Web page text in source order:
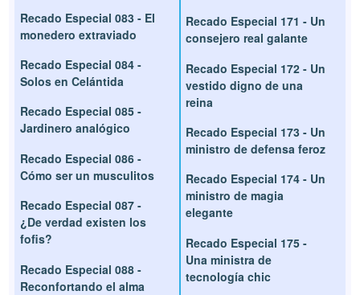
Recado Especial 083 - El
monedero extraviado
Recado Especial 084 -
Solos en Celántida
Recado Especial 085 -
Jardinero analógico
Recado Especial 086 -
Cómo ser un musculitos
Recado Especial 087 -
¿De verdad existen los
fofis?
Recado Especial 088 -
Reconfortando el alma
Recado Especial 171 - Un
consejero real galante
Recado Especial 172 - Un
vestido digno de una
reina
Recado Especial 173 - Un
ministro de defensa feroz
Recado Especial 174 - Un
ministro de magia
elegante
Recado Especial 175 -
Una ministra de
tecnología chic